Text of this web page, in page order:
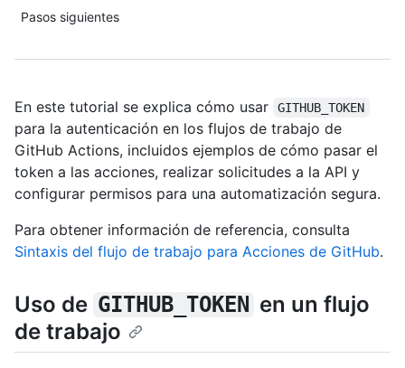
Pasos siguientes
En este tutorial se explica cómo usar GITHUB_TOKEN
para la autenticación en los flujos de trabajo de
GitHub Actions, incluidos ejemplos de cómo pasar el
token a las acciones, realizar solicitudes a la API y
configurar permisos para una automatización segura.
Para obtener información de referencia, consulta
Sintaxis del flujo de trabajo para Acciones de GitHub.
Uso de GITHUB_TOKEN en un flujo
de trabajo